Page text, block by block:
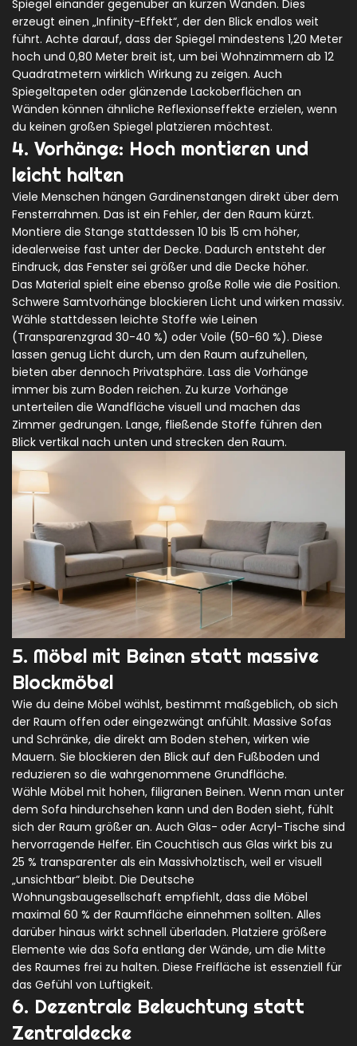
Spiegel einander gegenüber an kurzen Wänden. Dies
erzeugt einen „Infinity-Effekt“, der den Blick endlos weit
führt. Achte darauf, dass der Spiegel mindestens 1,20 Meter
hoch und 0,80 Meter breit ist, um bei Wohnzimmern ab 12
Quadratmetern wirklich Wirkung zu zeigen. Auch
Spiegeltapeten oder glänzende Lackoberflächen an
Wänden können ähnliche Reflexionseffekte erzielen, wenn
du keinen großen Spiegel platzieren möchtest.
4. Vorhänge: Hoch montieren und
leicht halten
Viele Menschen hängen Gardinenstangen direkt über dem
Fensterrahmen. Das ist ein Fehler, der den Raum kürzt.
Montiere die Stange stattdessen 10 bis 15 cm höher,
idealerweise fast unter der Decke. Dadurch entsteht der
Eindruck, das Fenster sei größer und die Decke höher.
Das Material spielt eine ebenso große Rolle wie die Position.
Schwere Samtvorhänge blockieren Licht und wirken massiv.
Wähle stattdessen leichte Stoffe wie Leinen
(Transparenzgrad 30-40 %) oder Voile (50-60 %). Diese
lassen genug Licht durch, um den Raum aufzuhellen,
bieten aber dennoch Privatsphäre. Lass die Vorhänge
immer bis zum Boden reichen. Zu kurze Vorhänge
unterteilen die Wandfläche visuell und machen das
Zimmer gedrungen. Lange, fließende Stoffe führen den
Blick vertikal nach unten und strecken den Raum.
5. Möbel mit Beinen statt massive
Blockmöbel
Wie du deine Möbel wählst, bestimmt maßgeblich, ob sich
der Raum offen oder eingezwängt anfühlt. Massive Sofas
und Schränke, die direkt am Boden stehen, wirken wie
Mauern. Sie blockieren den Blick auf den Fußboden und
reduzieren so die wahrgenommene Grundfläche.
Wähle Möbel mit hohen, filigranen Beinen. Wenn man unter
dem Sofa hindurchsehen kann und den Boden sieht, fühlt
sich der Raum größer an. Auch Glas- oder Acryl-Tische sind
hervorragende Helfer. Ein Couchtisch aus Glas wirkt bis zu
25 % transparenter als ein Massivholztisch, weil er visuell
„unsichtbar“ bleibt. Die Deutsche
Wohnungsbaugesellschaft empfiehlt, dass die Möbel
maximal 60 % der Raumfläche einnehmen sollten. Alles
darüber hinaus wirkt schnell überladen. Platziere größere
Elemente wie das Sofa entlang der Wände, um die Mitte
des Raumes frei zu halten. Diese Freifläche ist essenziell für
das Gefühl von Luftigkeit.
6. Dezentrale Beleuchtung statt
Zentraldecke